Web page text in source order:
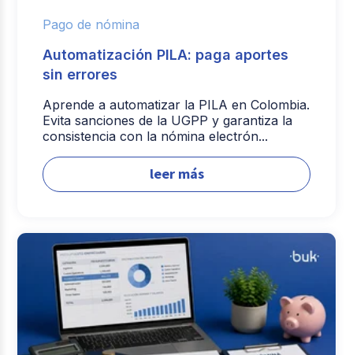
Pago de nómina
Automatización PILA: paga aportes
sin errores
Aprende a automatizar la PILA en Colombia.
Evita sanciones de la UGPP y garantiza la
consistencia con la nómina electrón...
leer más